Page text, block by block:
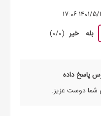
1401/5/18
بله خیر (
0/0
)
پاسخ داده
شما دوست عزیز.